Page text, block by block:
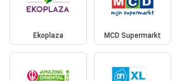
Ekoplaza MCD Supermarkt